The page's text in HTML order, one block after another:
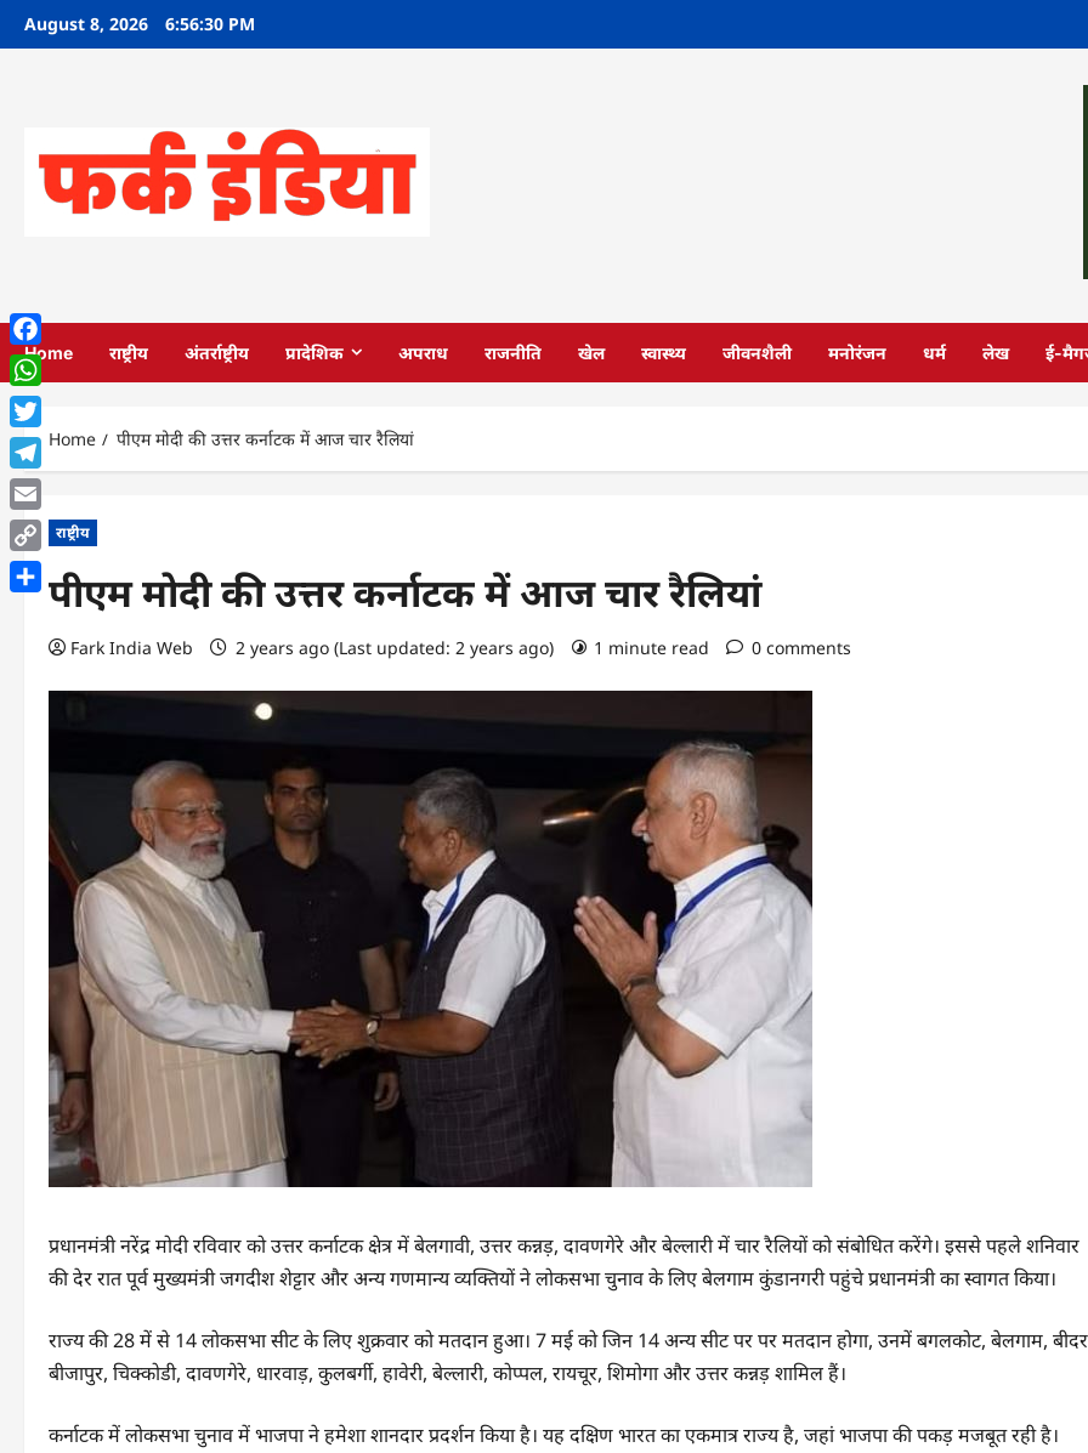
SkipAugust 8, 2026 6:56:31 PM
Home राष्ट्रीय अंतर्राष्ट्रीय प्रादेशिक अपराध राजनीति खेल स्वास्थ्य जीवनशैली मनोरंजन धर्म लेख ई-
Home पीएम मोदी की उत्तर कर्नाटक में आज चार रैलियां
राष्ट्रीय
पीएम मोदी की उत्तर कर्नाटक में आज चार रैलियां
Fark India Web 2 years ago (Last updated: 2 years ago) 1 minute read 0 comments
प्रधानमंत्री नरेंद्र मोदी रविवार को उत्तर कर्नाटक क्षेत्र में बेलगावी, उत्तर कन्नड़, दावणगेरे और बेल्लारी में चार रैलियों को संबोधित करेंगे। इससे पहले शनिवार
की देर रात पूर्व मुख्यमंत्री जगदीश शेट्टार और अन्य गणमान्य व्यक्तियों ने लोकसभा चुनाव के लिए बेलगाम कुंडानगरी पहुंचे प्रधानमंत्री का स्वागत किया।
राज्य की 28 में से 14 लोकसभा सीट के लिए शुक्रवार को मतदान हुआ। 7 मई को जिन 14 अन्य सीट पर पर मतदान होगा, उनमें बगलकोट, बेलगाम,
बीजापुर, चिक्कोडी, दावणगेरे, धारवाड़, कुलबर्गी, हावेरी, बेल्लारी, कोप्पल, रायचूर, शिमोगा और उत्तर कन्नड़ शामिल हैं।
कर्नाटक में लोकसभा चुनाव में भाजपा ने हमेशा शानदार प्रदर्शन किया है। यह दक्षिण भारत का एकमात्र राज्य है, जहां भाजपा की पकड़ मजबूत रही है।
Facebook
WhatsApp
Twitter
Telegram
Email
Copy
Link
Share